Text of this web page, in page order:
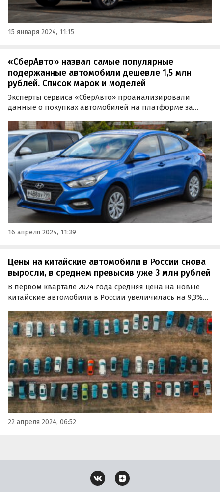
15 января 2024, 11:15
«СберАвто» назвал самые популярные
подержанные автомобили дешевле 1,5 млн
рублей. Список марок и моделей
Эксперты сервиса «СберАвто» проанализировали
данные о покупках автомобилей на платформе за
«Автоновости дня» информацией о самых популярных
среди российских автолюбителей машинах с пробегом
стоимостью…
16 апреля 2024, 11:39
Цены на китайские автомобили в России снова
выросли, в среднем превысив уже 3 млн рублей
В первом квартале 2024 года средняя цена на новые
китайские автомобили в России увеличилась на 9,3%
предыдущего года и достигла отметки в 3,06 млн
рублей.
22 апреля 2024, 06:52